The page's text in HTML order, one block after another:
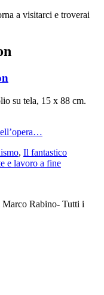
a visitarci e troverai
su tela, 15 x 88 cm.
, Il fantastico
e lavoro a fine
Rabino- Tutti i